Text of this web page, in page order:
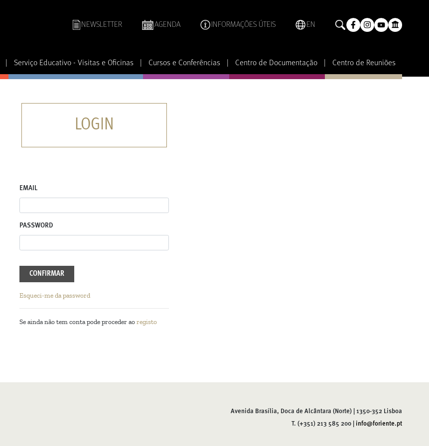
NEWSLETTER AGENDA INFORMAÇÕES ÚTEIS EN
Serviço Educativo - Visitas e Oficinas Cursos e Conferências Centro de Documentação Centro de Reuniões
LOGIN
EMAIL
PASSWORD
CONFIRMAR
Esqueci-me da password
Se ainda não tem conta pode proceder aoregisto
Avenida Brasília, Doca de Alcântara (Norte) | 1350-352 Lisboa
T. (+351) 213 585 200 | info@foriente.pt